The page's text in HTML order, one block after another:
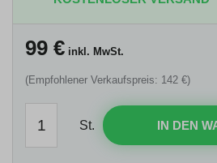
99 € inkl. MwSt.
(Empfohlener Verkaufspreis: 142 €)
St. IN DEN